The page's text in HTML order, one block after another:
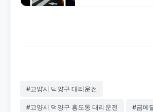
#고양시 덕양구 대리운전
#고양시 덕양구 흥도동 대리운전 #금메